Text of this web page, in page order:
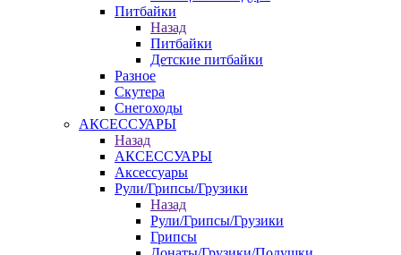
Питбайки
Назад
Питбайки
Детские питбайки
Разное
Скутера
Снегоходы
АКСЕССУАРЫ
Назад
АКСЕССУАРЫ
Аксессуары
Рули/Грипсы/Грузики
Назад
Рули/Грипсы/Грузики
Грипсы